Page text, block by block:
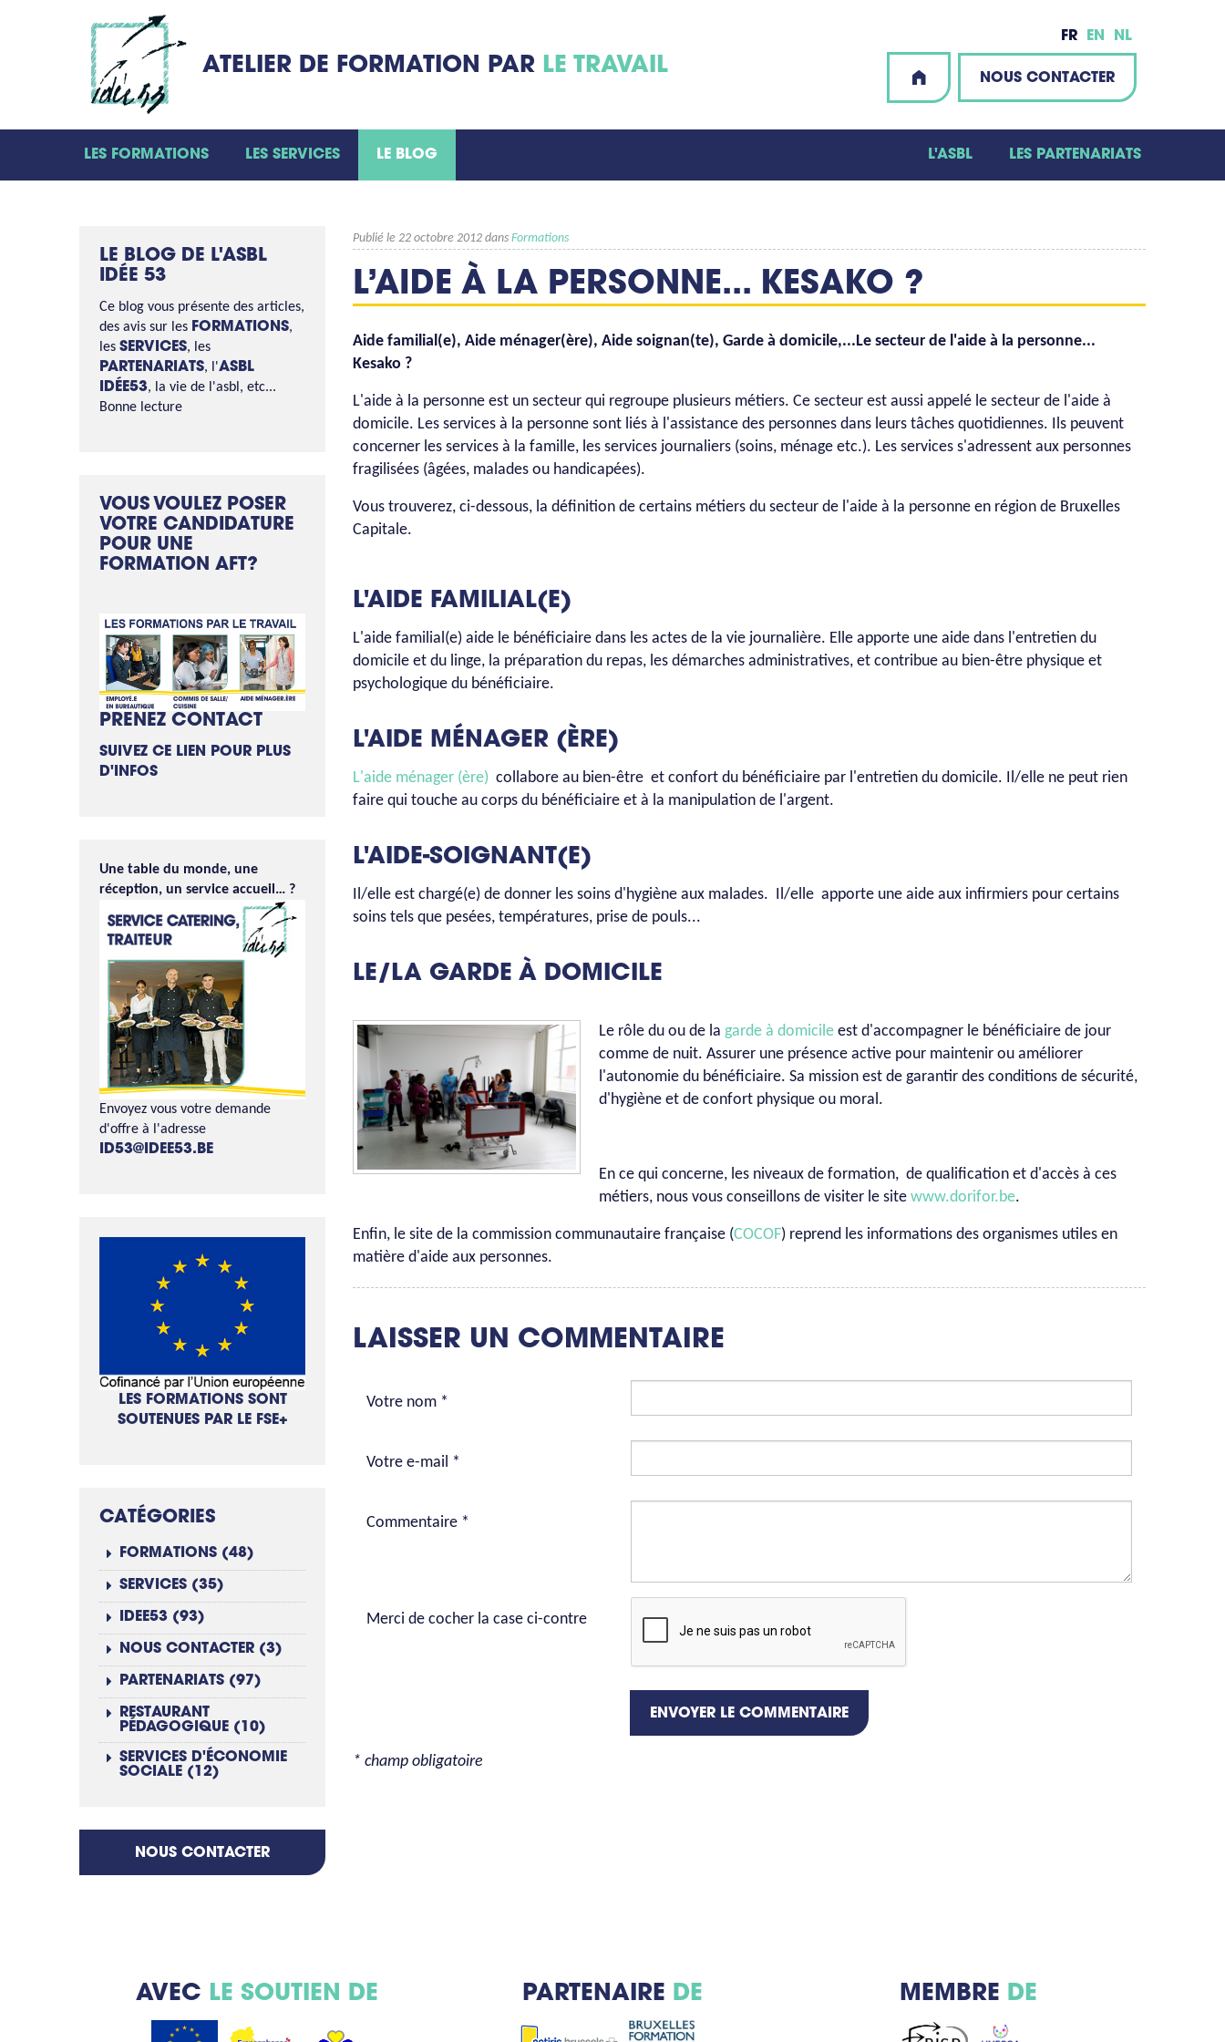
ATELIER DE FORMATION PAR LE TRAVAIL
FR EN NL
NOUS CONTACTER
LES FORMATIONS LES SERVICES LE BLOG L'ASBL LES PARTENARIATS
Publié le 22 octobre 2012 dans Formations
L’AIDE À LA PERSONNE... KESAKO ?
Aide familial(e), Aide ménager(ère), Aide soignan(te), Garde à domicile,...Le secteur de l'aide à la personne...
Kesako ?
L'aide à la personne est un secteur qui regroupe plusieurs métiers. Ce secteur est aussi appelé le secteur de l'aide à
domicile. Les services à la personne sont liés à l'assistance des personnes dans leurs tâches quotidiennes. Ils peuvent
concerner les services à la famille, les services journaliers (soins, ménage etc.). Les services s'adressent aux personnes
fragilisées (âgées, malades ou handicapées).
Vous trouverez, ci-dessous, la définition de certains métiers du secteur de l'aide à la personne en région de Bruxelles
Capitale.
L'AIDE FAMILIAL(E)
L'aide familial(e) aide le bénéficiaire dans les actes de la vie journalière. Elle apporte une aide dans l'entretien du
domicile et du linge, la préparation du repas, les démarches administratives, et contribue au bien-être physique et
psychologique du bénéficiaire.
L'AIDE MÉNAGER (ÈRE)
L'aide ménager (ère) collabore au bien-être et confort du bénéficiaire par l'entretien du domicile. Il/elle ne peut rien
faire qui touche au corps du bénéficiaire et à la manipulation de l'argent.
L'AIDE-SOIGNANT(E)
Il/elle est chargé(e) de donner les soins d'hygiène aux malades. Il/elle apporte une aide aux infirmiers pour certains
soins tels que pesées, températures, prise de pouls...
LE/LA GARDE À DOMICILE
Le rôle du ou de la garde à domicile est d'accompagner le bénéficiaire de jour
comme de nuit. Assurer une présence active pour maintenir ou améliorer
l'autonomie du bénéficiaire. Sa mission est de garantir des conditions de sécurité,
d'hygiène et de confort physique ou moral.
En ce qui concerne, les niveaux de formation, de qualification et d'accès à ces
métiers, nous vous conseillons de visiter le site www.dorifor.be.
Enfin, le site de la commission communautaire française (COCOF) reprend les informations des organismes utiles en
matière d'aide aux personnes.
LAISSER UN COMMENTAIRE
Votre nom *
Votre e-mail *
Commentaire *
Merci de cocher la case ci-contre
ENVOYER LE COMMENTAIRE
* champ obligatoire
LE BLOG DE L'ASBL
IDÉE 53
Ce blog vous présente des articles,
des avis sur les FORMATIONS,
les SERVICES, les
PARTENARIATS, l'ASBL
IDÉE53, la vie de l'asbl, etc...
Bonne lecture
VOUS VOULEZ POSER
VOTRE CANDIDATURE
POUR UNE
FORMATION AFT?
PRENEZ CONTACT
SUIVEZ CE LIEN POUR PLUS
D'INFOS
Une table du monde, une
réception, un service accueil… ?
Envoyez vous votre demande
d'offre à l'adresse
ID53@IDEE53.BE
LES FORMATIONS SONT
SOUTENUES PAR LE FSE+
CATÉGORIES
FORMATIONS (48)
SERVICES (35)
IDEE53 (93)
NOUS CONTACTER (3)
PARTENARIATS (97)
RESTAURANT
PÉDAGOGIQUE (10)
SERVICES D'ÉCONOMIE
SOCIALE (12)
NOUS CONTACTER
AVEC LE SOUTIEN DE PARTENAIRE DE MEMBRE DE